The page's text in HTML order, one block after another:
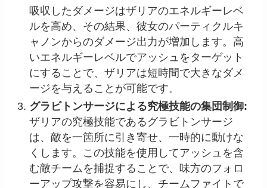
吸収したダメージはザリアのエネルギーレベ
ルを高め、その結果、彼女のパーティクルキ
ャノンからのダメージ出力が増加します。高
いエネルギーレベルでアッシュをターゲット
にすることで、ザリアは短時間で大きなダメ
ージを与えることが可能です。
グラビトンサージによる究極技能の集団制御:
ザリアの究極技能であるグラビトンサージ
は、敵を一箇所に引き寄せ、一時的に動けな
くします。この技能を使用してアッシュを含
む敵チームを捕捉することで、味方のフォロ
ーアップ攻撃を容易にし、チームファイトで